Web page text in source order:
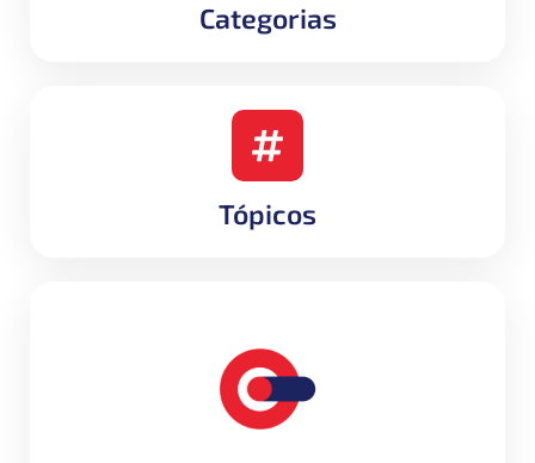
Categorias
Tópicos